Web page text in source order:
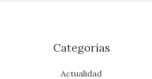
Categorías
Actualidad